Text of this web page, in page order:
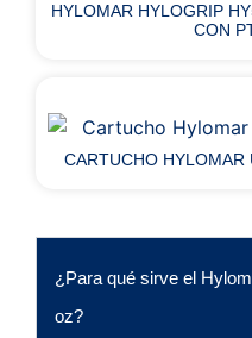
HYLOMAR HYLOGRIP
CON
CARTUCHO HYLOMAR
¿Para qué sirve el
oz?